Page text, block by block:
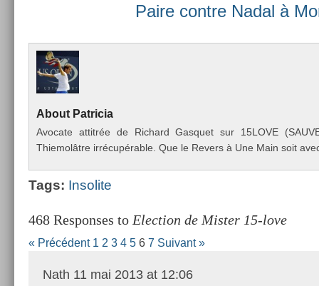
Paire con­tre Nadal à
About Pat­ricia
Avocate at­titrée de Ric­hard Gas­quet sur 15LOVE
Thiemolâtre irrécupérable. Que le Re­v­ers à Une Main soit
Tags: In­solite
468 Responses to Election de Mister 15-love
« Précédent 1 2 3 4 5 6 7 Suivant »
Nath 11 mai 2013 at 12:06